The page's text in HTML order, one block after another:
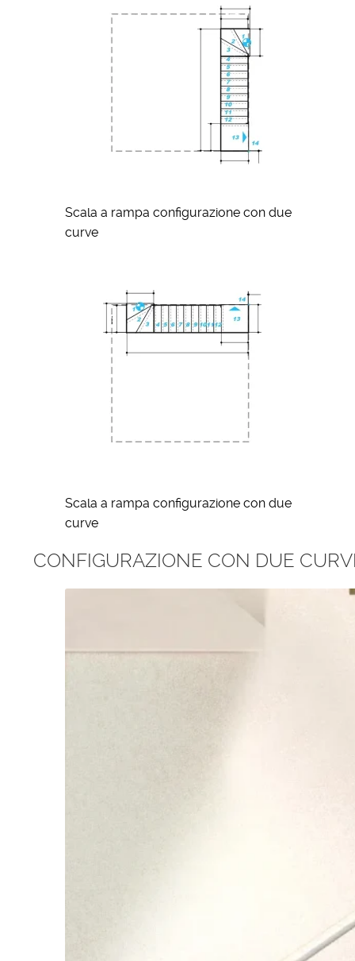
Scala a rampa configurazione con due
curve
Scala a rampa configurazione con due
curve
CONFIGURAZIONE CON DUE